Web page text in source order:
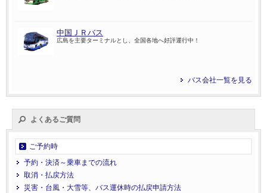
中国ＪＲバス
広島を主要ターミナルとし、全国各地へ好評運行中！
バス会社一覧を見る
よくあるご質問
ご予約時
予約・決済～乗車までの流れ
取消・払戻方法
災害・台風・大雪等、バス運休時の払戻申請方法